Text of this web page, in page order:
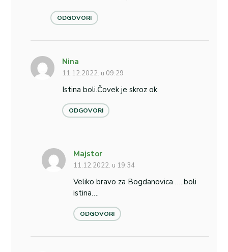
ODGOVORI
Nina
11.12.2022. u 09:29
Istina boli.Čovek je skroz ok
ODGOVORI
Majstor
11.12.2022. u 19:34
Veliko bravo za Bogdanovica …..boli
istina….
ODGOVORI